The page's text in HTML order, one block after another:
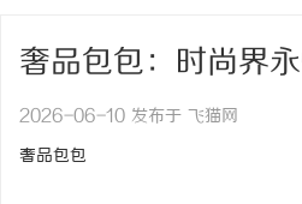
奢品包包：时尚界
2026-06-10 发布于 飞猫网
奢品包包